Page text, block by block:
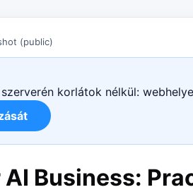
(public)
korlátok nélkül:
AI Business: